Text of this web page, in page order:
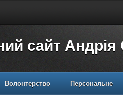
сайт Андрія
Волонтерство Персональне